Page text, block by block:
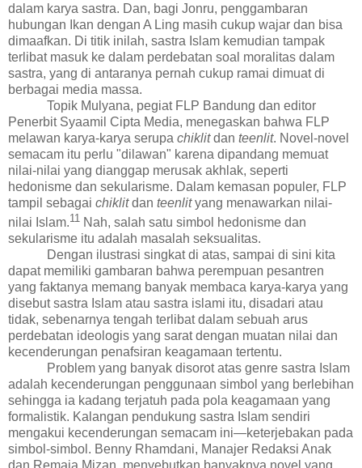
dalam karya sastra. Dan, bagi Jonru, penggambaran
hubungan Ikan dengan A Ling masih cukup wajar dan bisa
dimaafkan. Di titik inilah, sastra Islam kemudian tampak
terlibat masuk ke dalam perdebatan soal moralitas dalam
sastra, yang di antaranya pernah cukup ramai dimuat di
berbagai media massa.
Topik Mulyana, pegiat FLP Bandung dan editor
Penerbit Syaamil Cipta Media, menegaskan bahwa FLP
melawan karya-karya serupa chiklitdan teenlit. Novel-novel
semacam itu perlu "dilawan" karena dipandang memuat
nilai-nilai yang dianggap merusak akhlak, seperti
hedonisme dan sekularisme. Dalam kemasan populer, FLP
tampil sebagai chiklitdan teenlityang menawarkan nilai-
nilai Islam.11 Nah, salah satu simbol hedonisme dan
sekularisme itu adalah masalah seksualitas.
Dengan ilustrasi singkat di atas, sampai di sini kita
dapat memiliki gambaran bahwa perempuan pesantren
yang faktanya memang banyak membaca karya-karya yang
disebut sastra Islam atau sastra islami itu, disadari atau
tidak, sebenarnya tengah terlibat dalam sebuah arus
perdebatan ideologis yang sarat dengan muatan nilai dan
kecenderungan penafsiran keagamaan tertentu.
Problem yang banyak disorot atas genre sastra Islam
adalah kecenderungan penggunaan simbol yang berlebihan
sehingga ia kadang terjatuh pada pola keagamaan yang
formalistik. Kalangan pendukung sastra Islam sendiri
mengakui kecenderungan semacam ini—keterjebakan pada
simbol-simbol. Benny Rhamdani, Manajer Redaksi Anak
dan Remaja Mizan, menyebutkan banyaknya novel yang